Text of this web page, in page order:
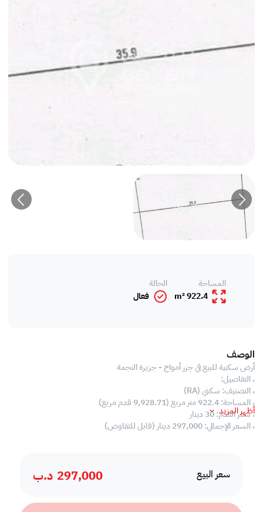
سعر البيع 297,000 د.ب
المساحة
922.4 m²
الحالة
فعال
الوصف
أرض سكنية للبيع في جزر أمواج - جزيرة النجمة
، التفاصيل:
، التصنيف: سكني (RA)
، المساحة: 922.4 متر مربع (9,928.71 قدم مربع)
، سعر القدم: 30 دينار
، السعر الإجمالي: 297,000 دينار (قابل للتفاوض)
أظهر المزيد